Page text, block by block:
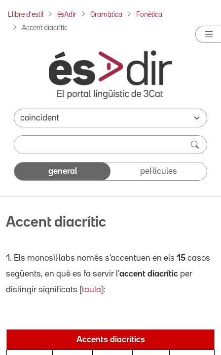
Llibre d'estil ésAdir Gramàtica Fonètica
Accent diacrític
general pel·lícules
Accent diacrític
1. Els monosíl·labs només s'accentuen en els 15 casos
següents, en què es fa servir l'accent diacrític per
distingir significats ( taula):
Accents diacrítics